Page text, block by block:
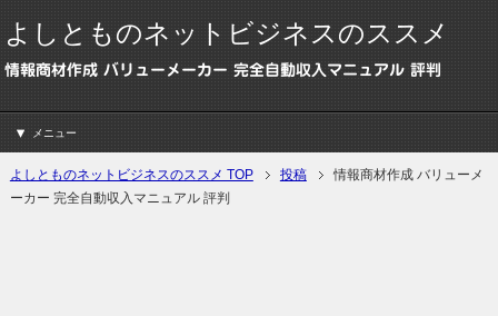
よしとものネットビジネスのススメ
情報商材作成 バリューメーカー 完全自動収入マニュアル 評判
メニュー
よしとものネットビジネスのススメ TOP 投稿
情報商材作成 バリューメ
ーカー 完全自動収入マニュアル 評判